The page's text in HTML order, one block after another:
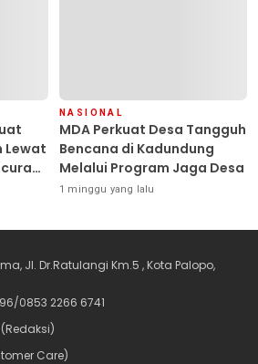
Lewat
NASIONAL
MDA Perkuat Desa Tangguh
Bencana di Kadundung
Melalui Program Jaga Desa
1 minggu yang lalu
Jl. Dr.Ratulangi Km.5 , Kota Palopo,
0853 2266 6741
Care)